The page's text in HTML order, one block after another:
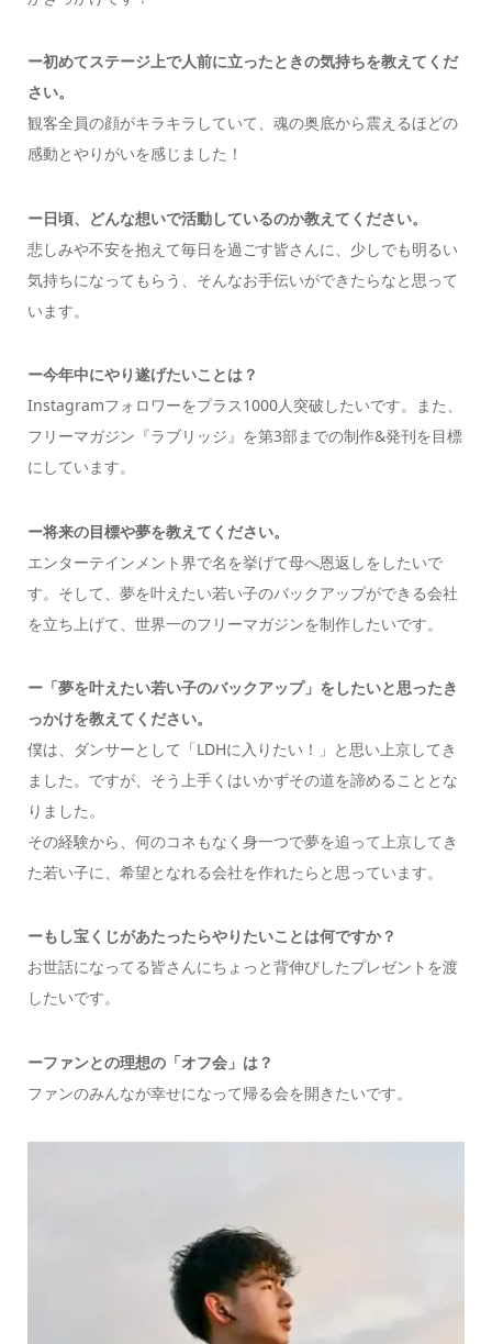
ー初めてステージ上で人前に立ったときの気持ちを教えてくだ
さい。
観客全員の顔がキラキラしていて、魂の奥底から震えるほどの
感動とやりがいを感じました！
ー日頃、どんな想いで活動しているのか教えてください。
悲しみや不安を抱えて毎日を過ごす皆さんに、少しでも明るい
気持ちになってもらう、そんなお手伝いができたらなと思って
います。
ー今年中にやり遂げたいことは？
Instagramフォロワーをプラス1000人突破したいです。また、
フリーマガジン『ラブリッジ』を第3部までの制作&発刊を目標
にしています。
ー将来の目標や夢を教えてください。
エンターテインメント界で名を挙げて母へ恩返しをしたいで
す。そして、夢を叶えたい若い子のバックアップができる会社
を立ち上げて、世界一のフリーマガジンを制作したいです。
ー「夢を叶えたい若い子のバックアップ」をしたいと思ったき
っかけを教えてください。
僕は、ダンサーとして「LDHに入りたい！」と思い上京してき
ました。ですが、そう上手くはいかずその道を諦めることとな
りました。
その経験から、何のコネもなく身一つで夢を追って上京してき
た若い子に、希望となれる会社を作れたらと思っています。
ーもし宝くじがあたったらやりたいことは何ですか？
お世話になってる皆さんにちょっと背伸びしたプレゼントを渡
したいです。
ーファンとの理想の「オフ会」は？
ファンのみんなが幸せになって帰る会を開きたいです。